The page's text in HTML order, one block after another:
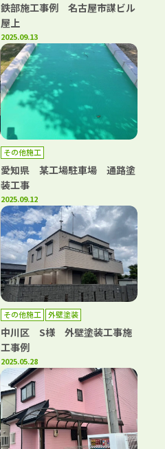
鉄部施工事例 名古屋市謀ビル
屋上
2025.09.13
その他施工
愛知県 某工場駐車場 通路塗
装工事
2025.09.12
その他施工 外壁塗装
中川区 S様 外壁塗装工事施
工事例
2025.05.28